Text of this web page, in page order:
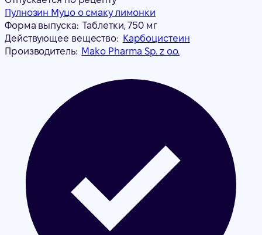
Пулнозин Муцо о смаку лимонки
Форма выпуска: Таблетки, 750 мг
Действующее вещество:
Карбоцистеин
Производитель: Mako Pharma Sp. z o.o.